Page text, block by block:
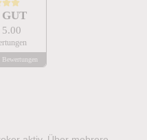
GUT
5.00